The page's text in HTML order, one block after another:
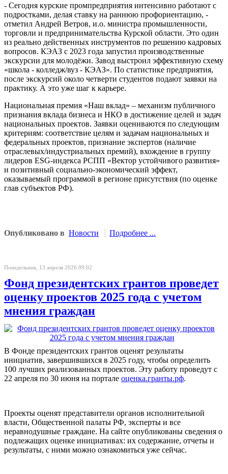
- Сегодня курские промпредприятия интенсивно работают с
подростками, делая ставку на раннюю профориентацию, -
отметил Андрей Ветров, и.о. министра промышленности,
торговли и предпринимательства Курской области. Это один
из реально действенных инструментов по решению кадровых
вопросов. КЭАЗ с 2023 года запустил производственные
экскурсии для молодёжи. Завод выстроил эффективную схему
«школа - колледж/вуз - КЭАЗ». По статистике предприятия,
после экскурсий около четверти студентов подают заявки на
практику. А это уже шаг к карьере.
Национальная премия «Наш вклад» – механизм публичного
признания вклада бизнеса и НКО в достижение целей и задач
национальных проектов. Заявки оцениваются по следующим
критериям: соответствие целям и задачам национальных и
федеральных проектов, признание экспертов (наличие
отраслевых/индустриальных премий), вхождение в группу
лидеров ESG-индекса РСПП «Вектор устойчивого развития»
и позитивный социально-экономический эффект,
оказываемый программой в регионе присутствия (по оценке
глав субъектов РФ).
Опубликовано в Новости Подробнее ...
Понедельник, 13 апреля 2026 09:02
Фонд президентских грантов проведет
оценку проектов 2025 года с учетом
мнения граждан
В Фонде президентских грантов оценят результаты
инициатив, завершившихся в 2025 году, чтобы определить
100 лучших реализованных проектов. Эту работу проведут с
22 апреля по 30 июня на портале оценка.гранты.рф.
Проекты оценят представители органов исполнительной
власти, Общественной палаты РФ, эксперты и все
неравнодушные граждане. На сайте опубликованы сведения о
подлежащих оценке инициативах: их содержание, отчеты и
результаты, с ними можно ознакомиться уже сейчас.